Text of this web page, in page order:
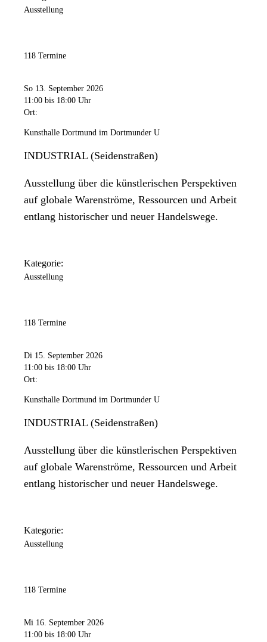
Ausstellung
118 Termine
So 13. September 2026
11:00 bis 18:00 Uhr
Ort:
Kunsthalle Dortmund im Dortmunder U
INDUSTRIAL (Seidenstraßen)
Ausstellung über die künstlerischen Perspektiven
auf globale Warenströme, Ressourcen und Arbeit
entlang historischer und neuer Handelswege.
Kategorie:
Ausstellung
118 Termine
Di 15. September 2026
11:00 bis 18:00 Uhr
Ort:
Kunsthalle Dortmund im Dortmunder U
INDUSTRIAL (Seidenstraßen)
Ausstellung über die künstlerischen Perspektiven
auf globale Warenströme, Ressourcen und Arbeit
entlang historischer und neuer Handelswege.
Kategorie:
Ausstellung
118 Termine
Mi 16. September 2026
11:00 bis 18:00 Uhr